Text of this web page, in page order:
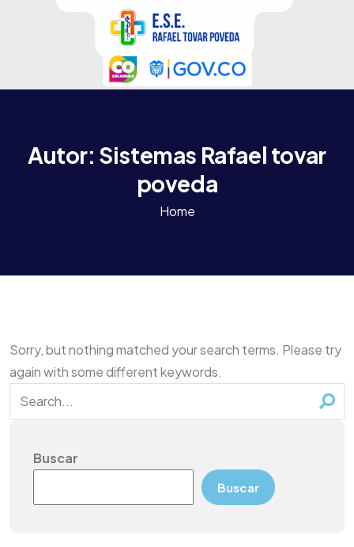
Autor: Sistemas Rafael tovar
poveda
Home
Sorry, but nothing matched your search terms. Please try
again with some different keywords.
Buscar
Buscar